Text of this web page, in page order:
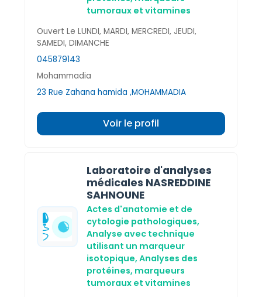
tumoraux et vitamines
Ouvert Le LUNDI, MARDI, MERCREDI, JEUDI,
SAMEDI, DIMANCHE
045879143
Mohammadia
23 Rue Zahana hamida ,MOHAMMADIA
Voir le profil
Laboratoire d'analyses
médicales NASREDDINE
SAHNOUNE
Actes d'anatomie et de
cytologie pathologiques,
Analyse avec technique
utilisant un marqueur
isotopique, Analyses des
protéines, marqueurs
tumoraux et vitamines